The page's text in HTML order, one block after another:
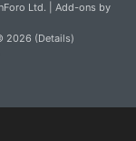
S
Ltd.
Add-ons by
2026 (Details)